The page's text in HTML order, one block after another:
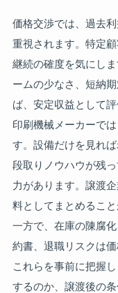
価格交渉では、過去
重視されます。特定
継続の確度を気にし
ームの少なさ、短納
ば、安定収益として
印刷機械メーカーで
す。設備だけを見れ
段取りノウハウが残
力があります。譲渡
料としてまとめること
一方で、在庫の陳腐
約書、退職リスクは
これらを事前に把握
するのか、譲渡後の